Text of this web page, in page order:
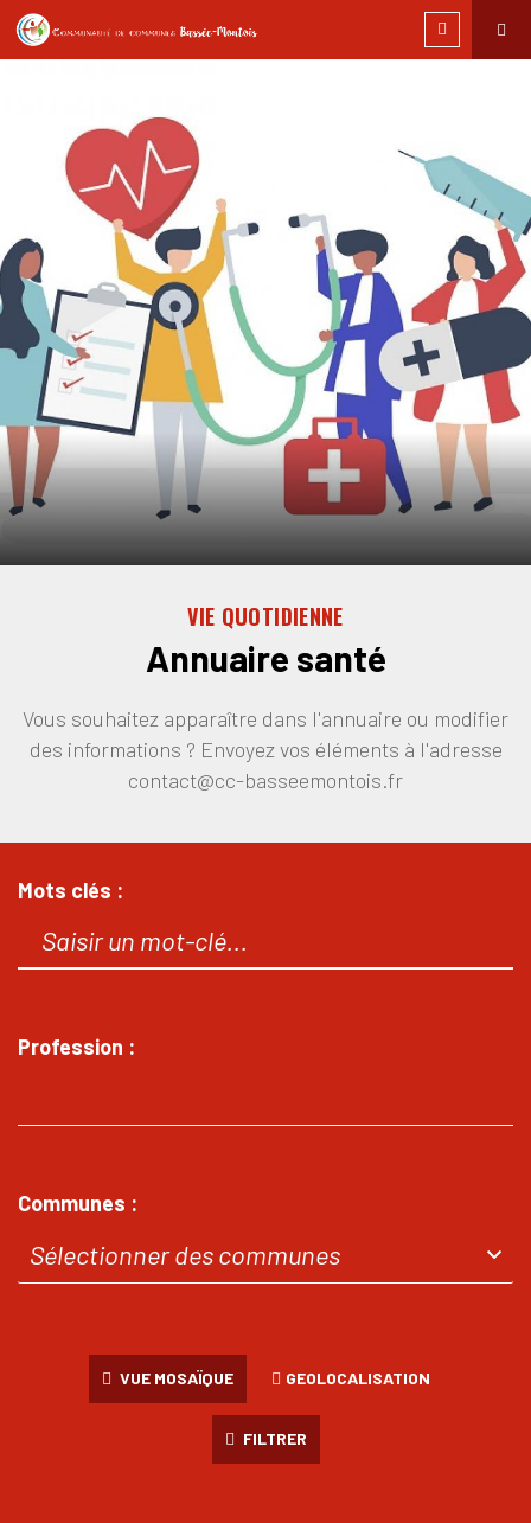
VIE QUOTIDIENNE
Annuaire santé
Vous souhaitez apparaître dans l'annuaire ou modifier
des informations ? Envoyez vos éléments à l'adresse
contact@cc-basseemontois.fr
Mots clés :
Profession :
Communes :
VUE MOSAÏQUE GEOLOCALISATION
FILTRER